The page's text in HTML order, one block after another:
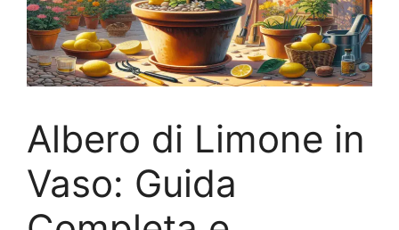
Albero di Limone in
Vaso: Guida